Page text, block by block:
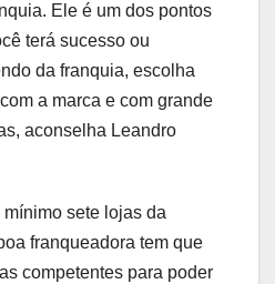
Ele é um dos pontos
terá sucesso ou
da franquia, escolha
a marca e com grande
aconselha Leandro
sete lojas da
franqueadora tem que
competentes para poder